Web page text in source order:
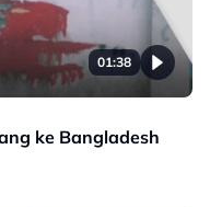
01:38
ke Bangladesh